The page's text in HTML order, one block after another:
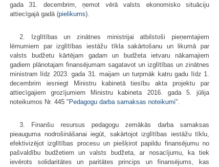
gada 31. decembrim, ņemot vērā valsts ekonomisko situāciju
attiecīgajā gadā (pielikums).
2. Izglītības un zinātnes ministrijai atbilstoši pieņemtajiem
lēmumiem par izglītības iestāžu tīkla sakārtošanu un likumā par
valsts budžetu kārtējam gadam un budžeta ietvaru nākamajiem
gadiem plānotajam finansējumam sagatavot un izglītības un zinātnes
ministram līdz 2023. gada 31. maijam un turpmāk katru gadu līdz 1.
decembrim iesniegt Ministru kabinetā tiesību akta projektu par
attiecīgajiem grozījumiem Ministru kabineta 2016. gada 5. jūlija
noteikumos Nr. 445 " Pedagogu darba samaksas noteikumi".
3. Finanšu resursus pedagogu zemākās darba samaksas
pieauguma nodrošināšanai iegūt, sakārtojot izglītības iestāžu tīklu,
efektivizējot izglītības procesu un piešķirot papildu finansējumu no
pašvaldību budžetiem un valsts budžeta, ar nosacījumu, ka tiek
ievērots solidaritātes un paritātes princips un finansējums, kas